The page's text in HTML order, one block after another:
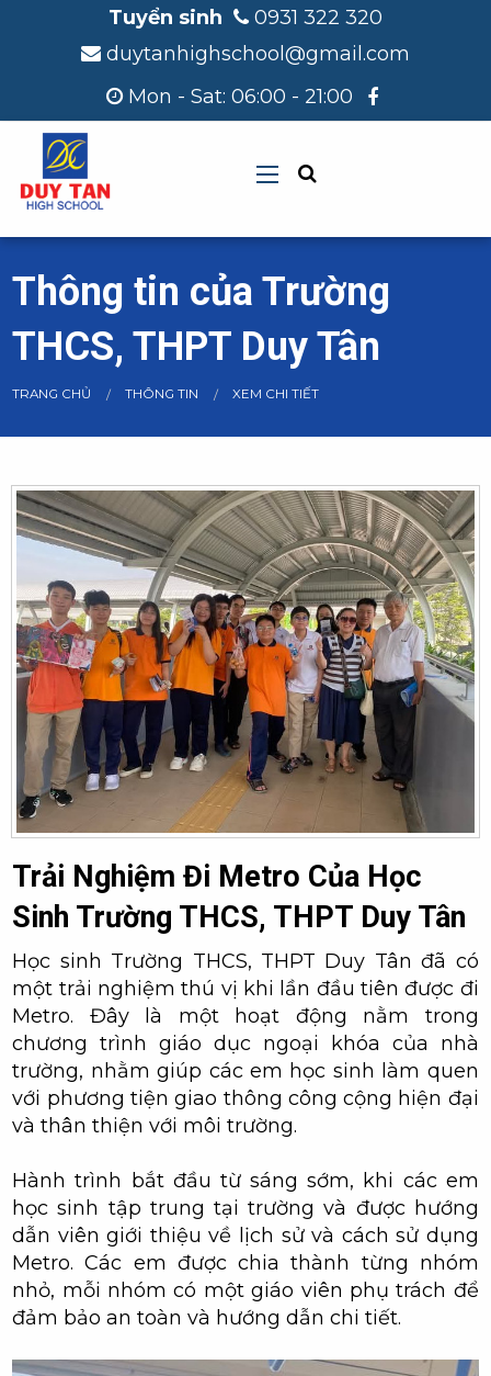
Tuyển sinh
0931 322 320
duytanhighschool@gmail.com
Mon - Sat: 06:00 - 21:00
Thông tin của Trường
THCS, THPT Duy Tân
TRANG CHỦ THÔNG TIN CURRENT:
XEM CHI TIẾT
Trải Nghiệm Đi Metro Của Học
Sinh Trường THCS, THPT Duy Tân
Học sinh Trường THCS, THPT Duy Tân đã có
một trải nghiệm thú vị khi lần đầu tiên được đi
Metro. Đây là một hoạt động nằm trong
chương trình giáo dục ngoại khóa của nhà
trường, nhằm giúp các em học sinh làm quen
với phương tiện giao thông công cộng hiện đại
và thân thiện với môi trường.
Hành trình bắt đầu từ sáng sớm, khi các em
học sinh tập trung tại trường và được hướng
dẫn viên giới thiệu về lịch sử và cách sử dụng
Metro. Các em được chia thành từng nhóm
nhỏ, mỗi nhóm có một giáo viên phụ trách để
đảm bảo an toàn và hướng dẫn chi tiết.